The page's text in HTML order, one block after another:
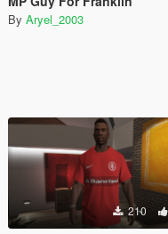
By Aryel_2003
210